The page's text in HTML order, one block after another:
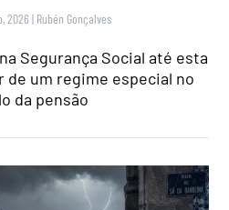
2026 | Rubén Gonçalves
Segurança Social até esta
de um regime especial no
da pensão